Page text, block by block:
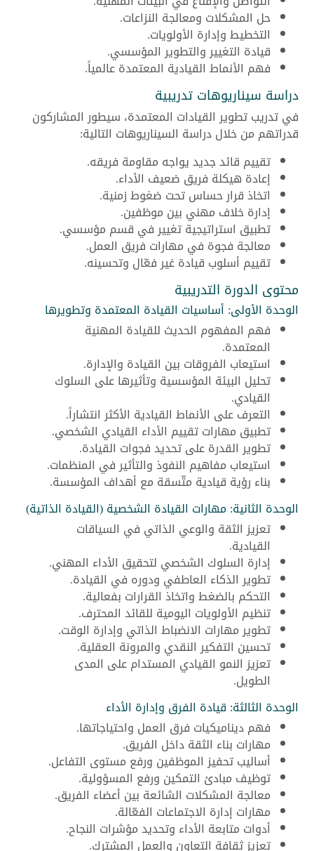
حل المشكلات ومعالجة النزاعات.
التخطيط وإدارة الأولويات.
قيادة التغيير والتطوير المؤسسي.
فهم الأنماط القيادية المعتمدة عالمياً.
دراسة سيناريوهات تدريبية
في تدريب تطوير القيادات المعتمدة، سيطور المشاركون
قدراتهم من خلال دراسة السيناريوهات التالية:
تقييم قائد جديد يواجه مقاومة فريقه.
إعادة هيكلة فريق ضعيف الأداء.
اتخاذ قرار حساس تحت ضغوط زمنية.
إدارة خلاف مهني بين موظفين.
تطبيق استراتيجية تغيير في قسم مؤسسي.
معالجة فجوة في مهارات فريق العمل.
تقييم أسلوب قيادة غير فعّال وتحسينه.
محتوى الدورة التدريبية
الوحدة الأولى: أساسيات القيادة المعتمدة وتطويرها
فهم المفهوم الحديث للقيادة المهنية
المعتمدة.
استيعاب الفروقات بين القيادة والإدارة.
تحليل البيئة المؤسسية وتأثيرها على السلوك
القيادي.
التعرف على الأنماط القيادية الأكثر انتشاراً.
تطبيق مهارات تقييم الأداء القيادي الشخصي.
تطوير القدرة على تحديد فجوات القيادة.
استيعاب مفاهيم النفوذ والتأثير في المنظمات.
بناء رؤية قيادية متّسقة مع أهداف المؤسسة.
الوحدة الثانية: مهارات القيادة الشخصية (القيادة الذاتية)
تعزيز الثقة والوعي الذاتي في السياقات
القيادية.
إدارة السلوك الشخصي لتحقيق الأداء المهني.
تطوير الذكاء العاطفي ودوره في القيادة.
التحكم بالضغط واتخاذ القرارات بفعالية.
تنظيم الأولويات اليومية للقائد المحترف.
تطوير مهارات الانضباط الذاتي وإدارة الوقت.
تحسين التفكير النقدي والمرونة العقلية.
تعزيز النمو القيادي المستدام على المدى
الطويل.
الوحدة الثالثة: قيادة الفرق وإدارة الأداء
فهم ديناميكيات فرق العمل واحتياجاتها.
مهارات بناء الثقة داخل الفريق.
أساليب تحفيز الموظفين ورفع مستوى التفاعل.
توظيف مبادئ التمكين ورفع المسؤولية.
معالجة المشكلات الشائعة بين أعضاء الفريق.
مهارات إدارة الاجتماعات الفعّالة.
أدوات متابعة الأداء وتحديد مؤشرات النجاح.
تعزيز ثقافة التعاون والعمل المشترك.